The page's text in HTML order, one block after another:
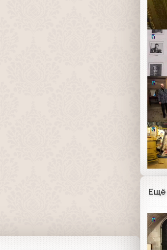
Ещё